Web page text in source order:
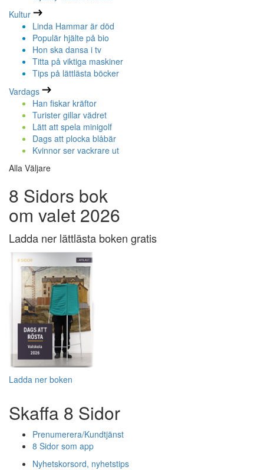
Kultur
Linda Hammar är död
Populär hjälte på bio
Hon ska dansa i tv
Titta på viktiga maskiner
Tips på lättlästa böcker
Vardags
Han fiskar kräftor
Turister gillar vädret
Lätt att spela minigolf
Dags att plocka blåbär
Kvinnor ser vackrare ut
Alla Väljare
8 Sidors bok
om valet 2026
Ladda ner lättlästa boken gratis
Ladda ner boken
Skaffa 8 Sidor
Prenumerera/Kundtjänst
8 Sidor som app
Nyhetskorsord, nyhetstips